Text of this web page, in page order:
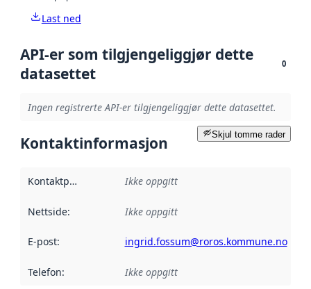
Last ned
API-er som tilgjengeliggjør dette
datasettet
0
Ingen registrerte API-er tilgjengeliggjør dette datasettet.
Skjul tomme rader
Kontaktinformasjon
Kontaktpunkt Ikke oppgitt
Nettside: Ikke oppgitt
E-post: ingrid.fossum@roros.kommune.no
Telefon: Ikke oppgitt